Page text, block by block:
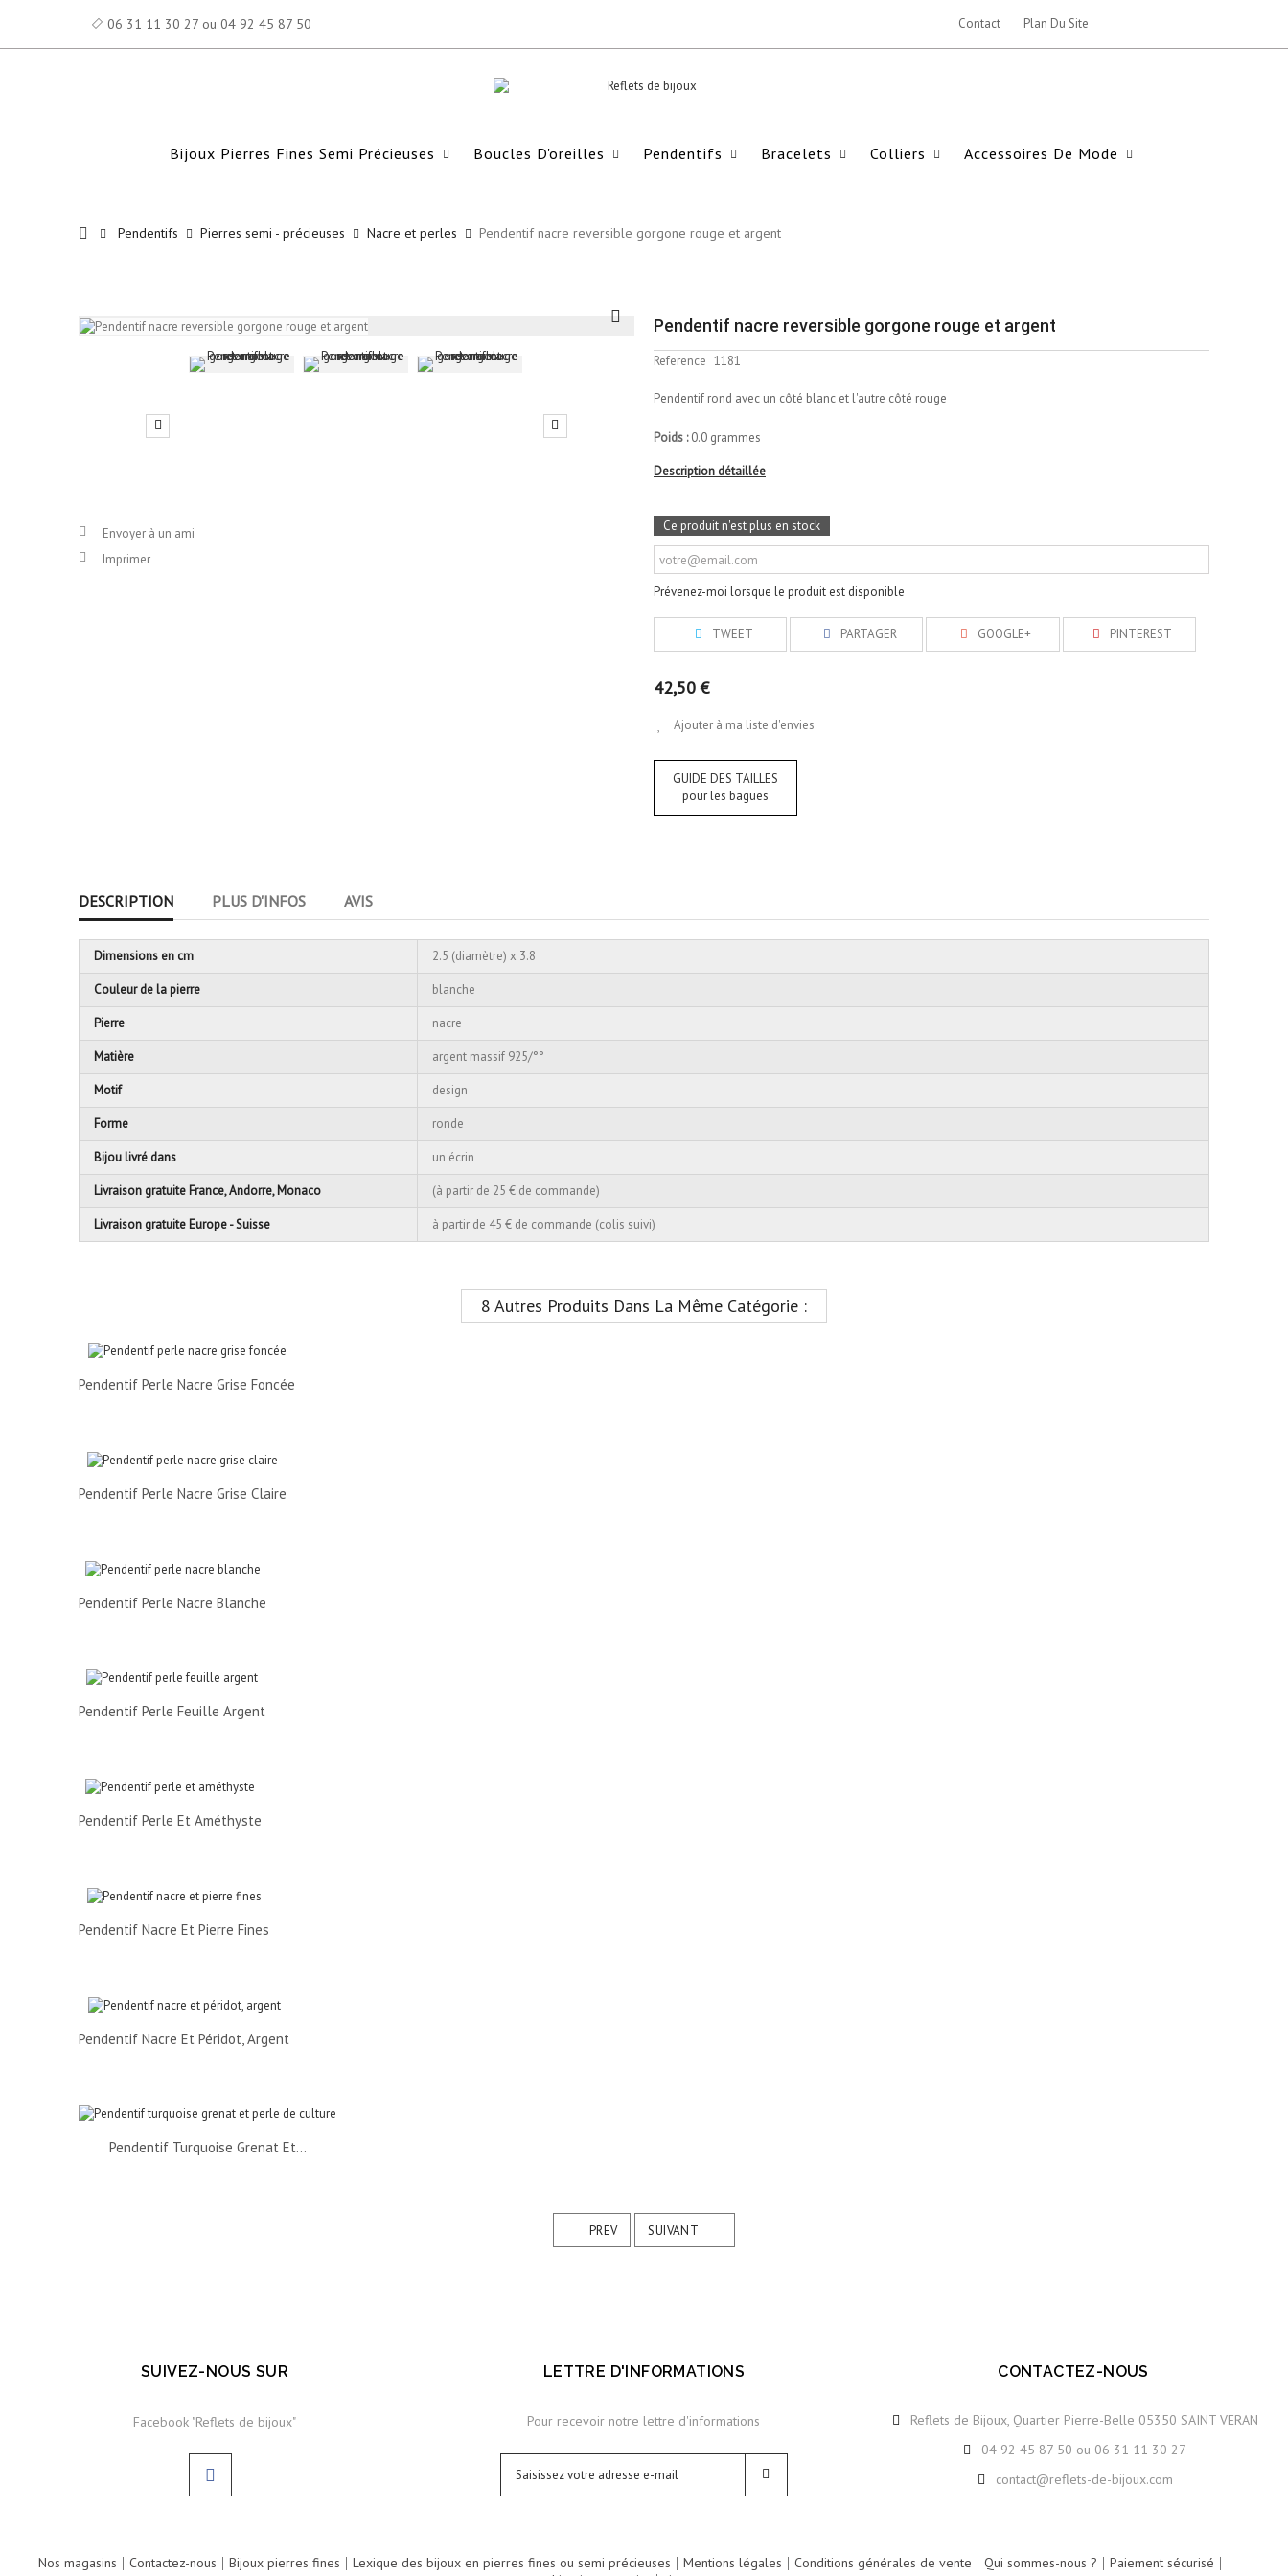
06 31 11 30 27 ou 04 92 45 87 50 Contact Plan Du Site
Bijoux Pierres Fines Semi Précieuses Boucles D'oreilles Pendentifs Bracelets Colliers Accessoires De Mode
Pendentifs Pierres semi - précieuses Nacre et perles Pendentif nacre reversible gorgone rouge et argent
Envoyer à un ami
Imprimer
Pendentif nacre reversible gorgone rouge et argent
Reference 1181
Pendentif rond avec un côté blanc et l'autre côté rouge
Poids :0.0 grammes
Description détaillée
Ce produit n'est plus en stock
Prévenez-moi lorsque le produit est disponible
TWEET PARTAGER GOOGLE+ PINTEREST
42,50 €
Ajouter à ma liste d'envies
GUIDE DES TAILLES
pour les bagues
DESCRIPTION PLUS D'INFOS AVIS
Dimensions en cm 2.5 (diamètre) x 3.8
Couleur de la pierre blanche
Pierre nacre
Matière argent massif 925/°°
Motif design
Forme ronde
Bijou livré dans un écrin
Livraison gratuite France, Andorre, Monaco (à partir de 25 € de commande)
Livraison gratuite Europe - Suisse à partir de 45 € de commande (colis suivi)
8 Autres Produits Dans La Même Catégorie :
Pendentif Perle Nacre Grise Foncée
Pendentif Perle Nacre Grise Claire
Pendentif Perle Nacre Blanche
Pendentif Perle Feuille Argent
Pendentif Perle Et Améthyste
Pendentif Nacre Et Pierre Fines
Pendentif Nacre Et Péridot, Argent
Pendentif Turquoise Grenat Et...
PREV SUIVANT
SUIVEZ-NOUS SUR
Facebook "Reflets de bijoux"
LETTRE D'INFORMATIONS
Pour recevoir notre lettre d'informations
CONTACTEZ-NOUS
Reflets de Bijoux, Quartier Pierre-Belle 05350 SAINT VERAN
04 92 45 87 50 ou 06 31 11 30 27
contact@reflets-de-bijoux.com
Nos magasins Contactez-nous Bijoux pierres fines Lexique des bijoux en pierres fines ou semi précieuses Mentions légales Conditions générales de vente Qui sommes-nous ?
Paiement sécurisé